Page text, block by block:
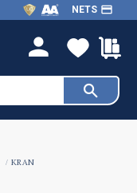
NETS payment
person
KRAN